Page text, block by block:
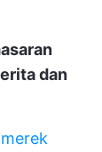
dan